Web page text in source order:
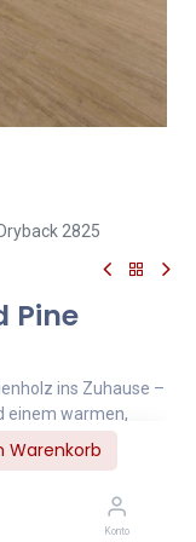
Warenkorb
Konto
2825
Pine
ins Zuhause –
einem warmen,
aus, ohne
Die feinen
Tiefe, während die